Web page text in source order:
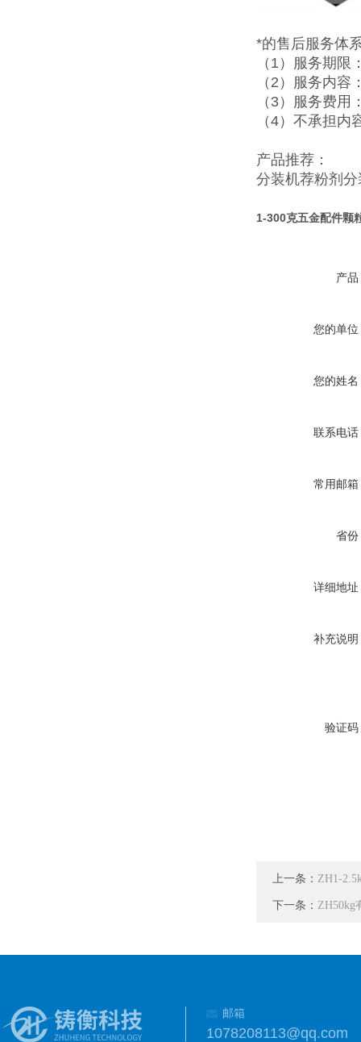
*的售后服务体
（1）服务期
（2）服务内
（3）服务费用
（4）不承担
产品推荐：
分装机荐粉剂分
1-300克五金配件颗
产品
您的单位
您的姓名
联系电话
常用邮箱
省份
详细地址
补充说明
验证码
上一条： ZH1-
下一条： ZH50kg
邮箱
1078208113@qq.com